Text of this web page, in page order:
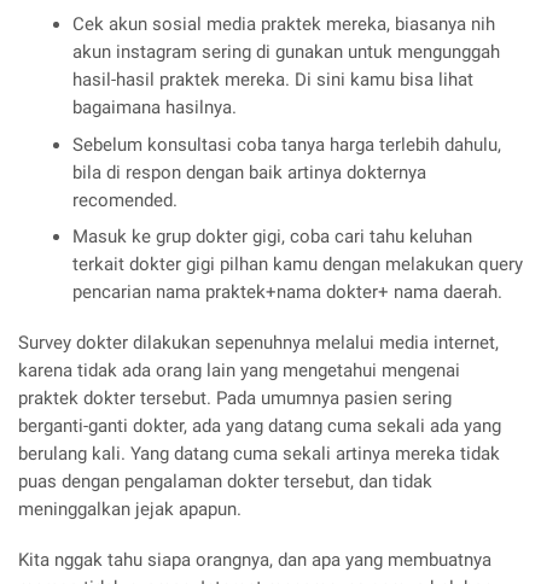
Cek akun sosial media praktek mereka, biasanya nih
akun instagram sering di gunakan untuk mengunggah
hasil-hasil praktek mereka. Di sini kamu bisa lihat
bagaimana hasilnya.
Sebelum konsultasi coba tanya harga terlebih dahulu,
bila di respon dengan baik artinya dokternya
recomended.
Masuk ke grup dokter gigi, coba cari tahu keluhan
terkait dokter gigi pilhan kamu dengan melakukan query
pencarian nama praktek+nama dokter+ nama daerah.
Survey dokter dilakukan sepenuhnya melalui media internet,
karena tidak ada orang lain yang mengetahui mengenai
praktek dokter tersebut. Pada umumnya pasien sering
berganti-ganti dokter, ada yang datang cuma sekali ada yang
berulang kali. Yang datang cuma sekali artinya mereka tidak
puas dengan pengalaman dokter tersebut, dan tidak
meninggalkan jejak apapun.
Kita nggak tahu siapa orangnya, dan apa yang membuatnya